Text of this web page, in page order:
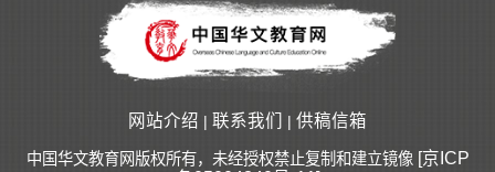
网站介绍 | 联系我们 | 供稿信箱
中国华文教育网版权所有，未经授权禁止复制和建立镜像 [京ICP